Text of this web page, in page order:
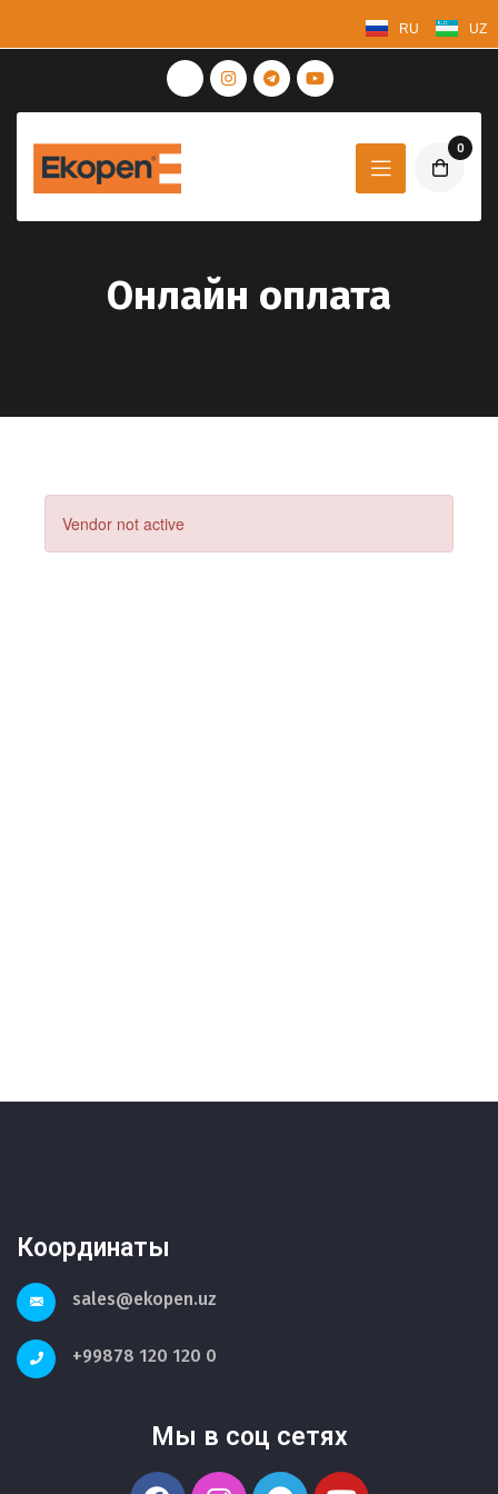
RU UZ
0
Онлайн оплата
Координаты
sales@ekopen.uz
+99878 120 120 0
Мы в соц сетях